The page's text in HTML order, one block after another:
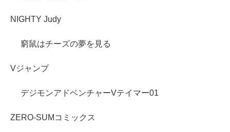
NIGHTY Judy
窮鼠はチーズの夢を見る
Vジャンプ
デジモンアドベンチャーVテイマー01
ZERO-SUMコミックス